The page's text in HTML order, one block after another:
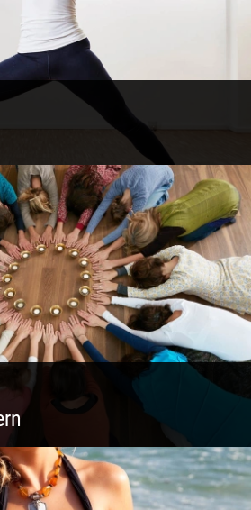
II oder Krieger II – Anleitung
| Magische Momente | Bunte